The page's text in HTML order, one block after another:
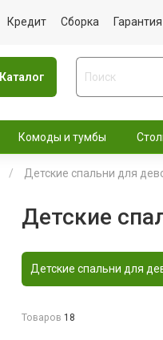
Кредит Сборка Гарантия
Каталог
Комоды и тумбы
Детские спальни для
Детские
Детские спальни для
Товаров 18